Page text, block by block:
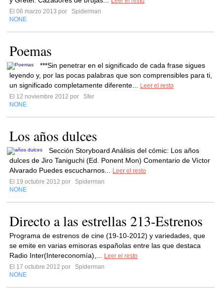
El 06 marzo 2013 por
Spiderman
NONE
Poemas
***Sin penetrar en el significado de cada frase sigues
leyendo y, por las pocas palabras que son comprensibles para ti,
un significado completamente diferente...
Leer el resto
El 12 noviembre 2012 por
Sfer
NONE
Los años dulces
Sección Storyboard Análisis del cómic: Los años
dulces de Jiro Taniguchi (Ed. Ponent Mon) Comentario de Víctor
Alvarado Puedes escucharnos...
Leer el resto
El 19 octubre 2012 por
Spiderman
NONE
Directo a las estrellas 213-Estrenos
Programa de estrenos de cine (19-10-2012) y variedades, que
se emite en varias emisoras españolas entre las que destaca
Radio Inter(Intereconomía),...
Leer el resto
El 17 octubre 2012 por
Spiderman
NONE